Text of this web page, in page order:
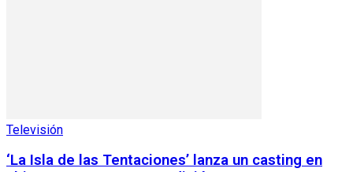
Televisión
‘La Isla de las Tentaciones’ lanza un casting en